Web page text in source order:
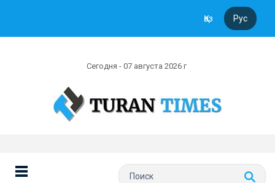
Қаз Рус
Сегодня - 07 августа 2026 г